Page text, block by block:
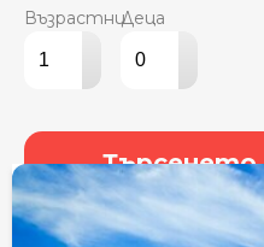
ВъзрастниДеца
Търсенето